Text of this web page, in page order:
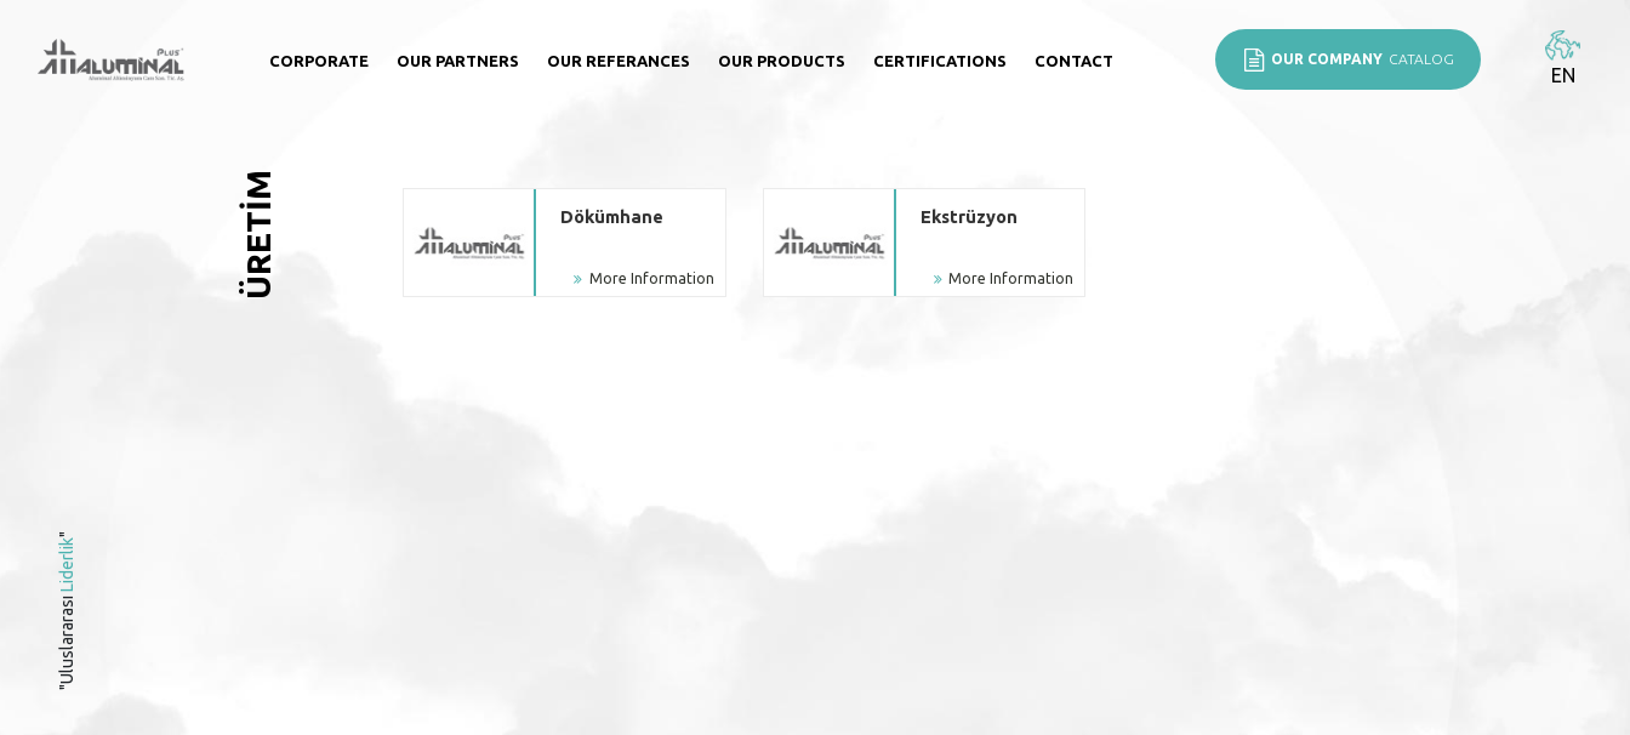
CORPORATE OUR PARTNERS OUR REFERANCES OUR PRODUCTS CERTIFICATIONS CONTACT OUR COMPANY CATALOG
EN
"Uluslararası
Liderlik
"
ÜRETİM Dökümhane
More Information
Ekstrüzyon
More Information